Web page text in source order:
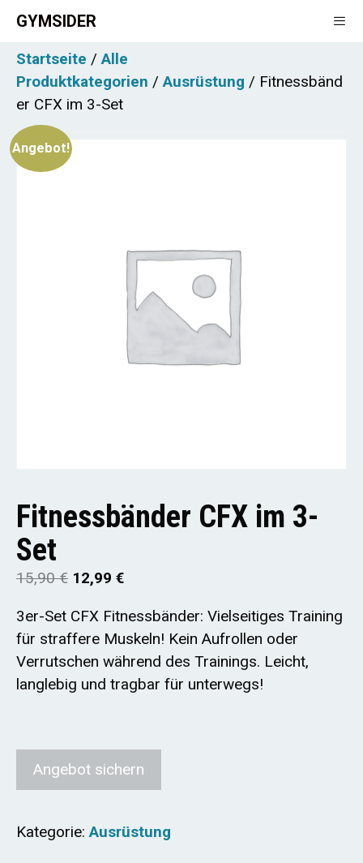
Zum
Inhalt
springen
GYMSIDER
Startseite /Alle
Produktkategorien /Ausrüstung / Fitnessbänd
er CFX im 3-Set
Angebot!
Fitnessbänder CFX im 3-
Set
15,90€ 12,99 €
3er-Set CFX Fitnessbänder: Vielseitiges Training
für straffere Muskeln! Kein Aufrollen oder
Verrutschen während des Trainings. Leicht,
langlebig und tragbar für unterwegs!
Angebot sichern
Kategorie:Ausrüstung